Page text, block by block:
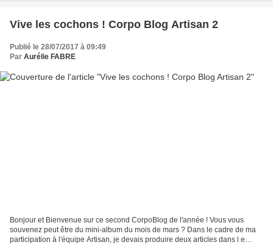
Vive les cochons ! Corpo Blog Artisan 2
Publié le 28/07/2017 à 09:49
Par Aurélie FABRE
Bonjour et Bienvenue sur ce second CorpoBlog de l'année ! Vous vous
souvenez peut être du mini-album du mois de mars ? Dans le cadre de ma
participation à l'équipe Artisan, je devais produire deux articles dans l e